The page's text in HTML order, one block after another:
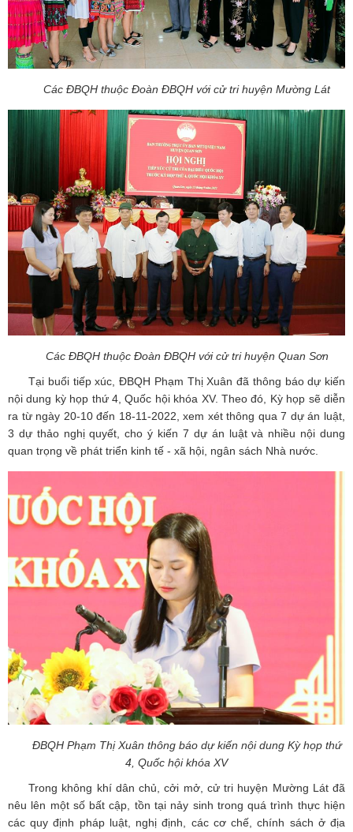
Các ĐBQH thuộc Đoàn ĐBQH với cử tri huyện Mường Lát
Các ĐBQH thuộc Đoàn ĐBQH với cử tri huyện Quan Sơn
Tại buổi tiếp xúc, ĐBQH Phạm Thị Xuân đã thông báo dự kiến
nội dung kỳ họp thứ 4, Quốc hội khóa XV. Theo đó, Kỳ họp sẽ diễn
ra từ ngày 20-10 đến 18-11-2022, xem xét thông qua 7 dự án luật,
3 dự thảo nghị quyết, cho ý kiến 7 dự án luật và nhiều nội dung
quan trọng về phát triển kinh tế - xã hội, ngân sách Nhà nước.
ĐBQH Phạm Thị Xuân thông báo dự kiến nội dung Kỳ họp thứ
4, Quốc hội khóa XV
Trong không khí dân chủ, cởi mở, cử tri huyện Mường Lát đã
nêu lên một số bất cập, tồn tại nảy sinh trong quá trình thực hiện
các quy định pháp luật, nghị định, các cơ chế, chính sách ở địa